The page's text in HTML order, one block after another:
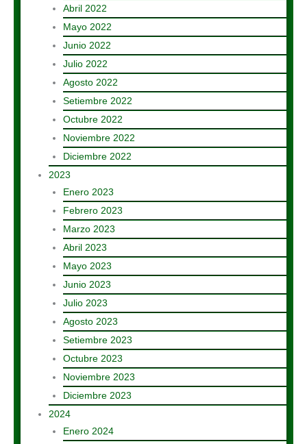
Abril 2022
Mayo 2022
Junio 2022
Julio 2022
Agosto 2022
Setiembre 2022
Octubre 2022
Noviembre 2022
Diciembre 2022
2023
Enero 2023
Febrero 2023
Marzo 2023
Abril 2023
Mayo 2023
Junio 2023
Julio 2023
Agosto 2023
Setiembre 2023
Octubre 2023
Noviembre 2023
Diciembre 2023
2024
Enero 2024